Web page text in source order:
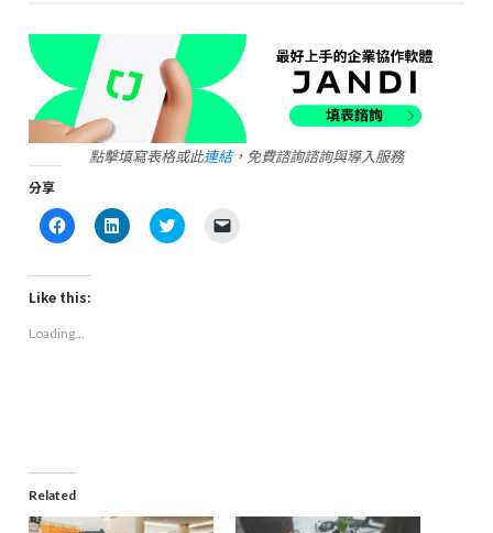
點擊填寫表格或此連結，免費諮詢諮詢與導入服務
分享
Click
to
Facebook
(Opens
in
window)
Click
to
Click
to
Like this:
Loading...
Related